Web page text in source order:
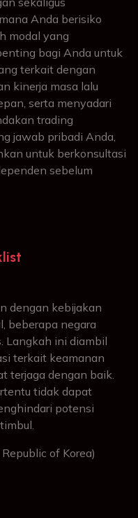
Anda berisiko
modal yang
bagi Anda untuk
terkait dengan
kinerja masa lalu
serta menyadari
trading
jawab pribadi Anda,
untuk berkonsultasi
sebelum
dengan kebijakan
beberapa negara
Langkah ini diambil
terkait keamanan
terjaga dengan baik.
tidak dapat
potensi
of Korea)